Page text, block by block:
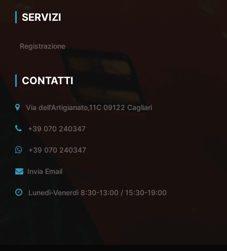
SERVIZI
Registrazione
CONTATTI
Via dell'Artigianato,11C 09122 Cagliari
+39 070 240347
+39 070 240347
Invia Email
Lunedì-Venerdì 8:30-13:00 / 15:30-19:00